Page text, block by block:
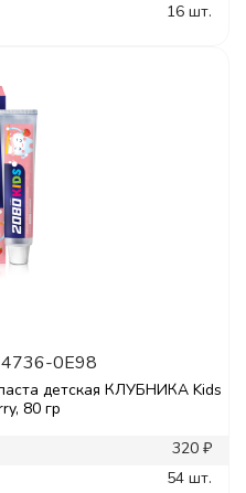
16 шт.
0E98
детская КЛУБНИКА Kids
80 гр
320 ₽
54 шт.